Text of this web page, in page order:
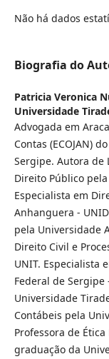
Não há dados
Biografia do
Patricia Veronica
Universidade
Advogada em
Contas (ECOJAN)
Sergipe. Autora de
Direito Público
Especialista em
Anhanguera -
pela Universidade
Direito Civil e
UNIT. Especialista
Federal de Sergipe
Universidade
Contábeis pela
Professora de
graduação da